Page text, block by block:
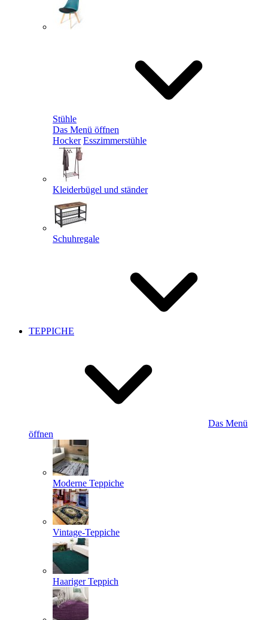
Stühle
Das Menü öffnen
Hocker Esszimmerstühle
Kleiderbügel und ständer
Schuhregale
TEPPICHE
Das Menü
öffnen
Moderne Teppiche
Vintage-Teppiche
Haariger Teppich